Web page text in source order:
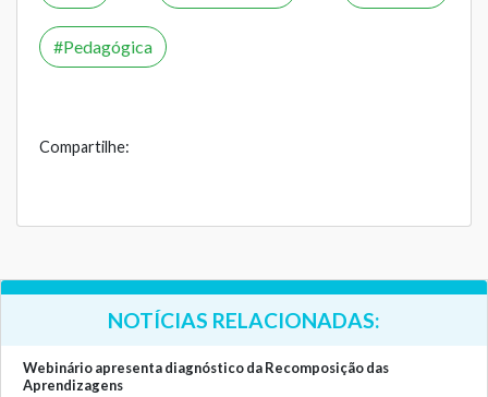
Pedagógica
Compartilhe:
NOTÍCIAS RELACIONADAS:
Webinário apresenta diagnóstico da Recomposição das
Aprendizagens